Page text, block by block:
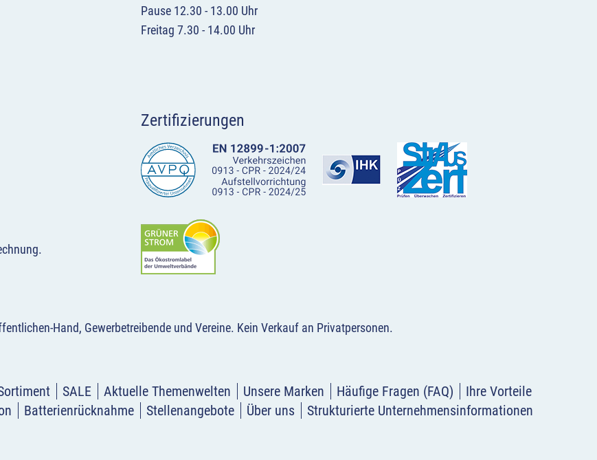
Pause 12.30 - 13.00 Uhr
Freitag 7.30 - 14.00 Uhr
Zertifizierungen
Hand, Gewerbetreibende und Vereine. Kein Verkauf an Privatpersonen.
SALE Aktuelle Themenwelten Unsere Marken Häufige Fragen (FAQ)
Ihre Vorteile
Batterienrücknahme Stellenangebote Über uns Strukturierte Unternehmensinformationen